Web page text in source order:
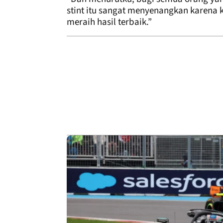
stint itu sangat menyenangkan
meraih hasil terbaik.”